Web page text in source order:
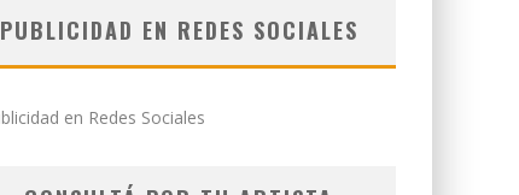
PUBLICIDAD EN REDES SOCIALES